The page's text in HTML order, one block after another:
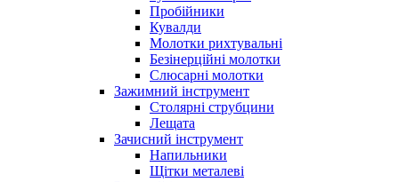
Пробійники
Кувалди
Молотки рихтувальні
Безінерційні молотки
Слюсарні молотки
Зажимний інструмент
Столярні струбцини
Лещата
Зачисний інструмент
Напильники
Щітки металеві